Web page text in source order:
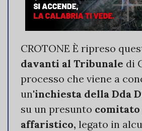
CROTONE È ripreso
davanti al Tribunale di
processo che viene a
un'inchiesta della Dda
su un presunto
affaristico, legato in